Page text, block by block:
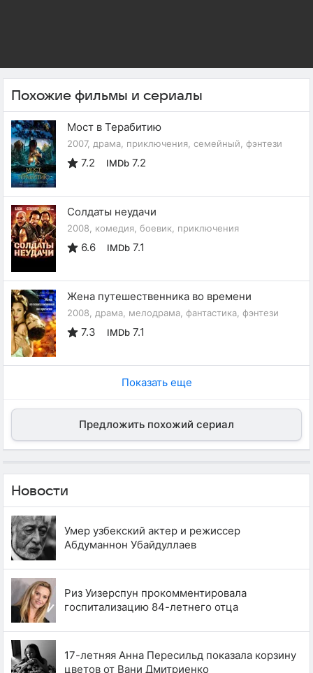
Похожие фильмы и сериалы
Мост в Терабитию
2007, драма, приключения, семейный, фэнтези
7.2 IMDb 7.2
Солдаты неудачи
2008, комедия, боевик, приключения
6.6 IMDb 7.1
Жена путешественника во времени
2008, драма, мелодрама, фантастика, фэнтези
7.3 IMDb 7.1
Показать еще
Предложить похожий сериал
Новости
Умер узбекский актер и режиссер
Абдуманнон Убайдуллаев
Риз Уизерспун прокомментировала
госпитализацию 84-летнего отца
17-летняя Анна Пересильд показала корзину
цветов от Вани Дмитриенко